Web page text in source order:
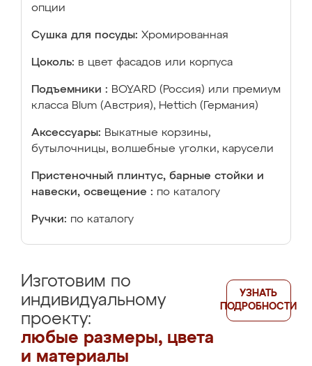
опции
Сушка для посуды: Хромированная
Цоколь: в цвет фасадов или корпуса
Подъемники : BOYARD (Россия) или премиум
класса Blum (Австрия), Hettich (Германия)
Аксессуары: Выкатные корзины,
бутылочницы, волшебные уголки, карусели
Пристеночный плинтус, барные стойки и
навески, освещение : по каталогу
Ручки: по каталогу
Изготовим по
индивидуальному
проекту:
любые размеры, цвета
и материалы
УЗНАТЬ
ПОДРОБНОСТИ